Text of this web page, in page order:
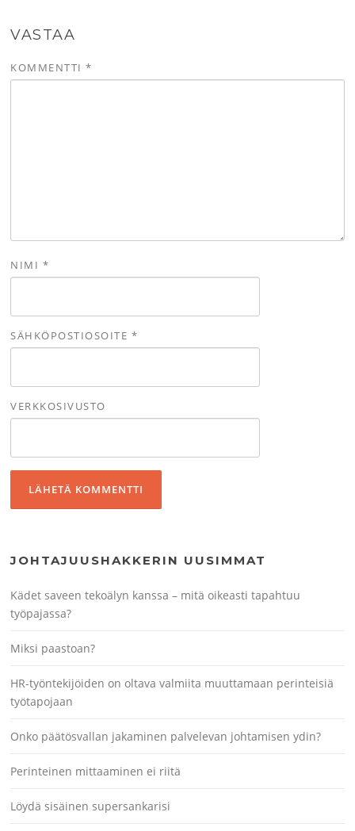
VASTAA
KOMMENTTI*
NIMI *
SÄHKÖPOSTIOSOITE *
VERKKOSIVUSTO
JOHTAJUUSHAKKERIN UUSIMMAT
Kädet saveen tekoälyn kanssa – mitä oikeasti tapahtuu
työpajassa?
Miksi paastoan?
HR-työntekijöiden on oltava valmiita muuttamaan perinteisiä
työtapojaan
Onko päätösvallan jakaminen palvelevan johtamisen ydin?
Perinteinen mittaaminen ei riitä
Löydä sisäinen supersankarisi